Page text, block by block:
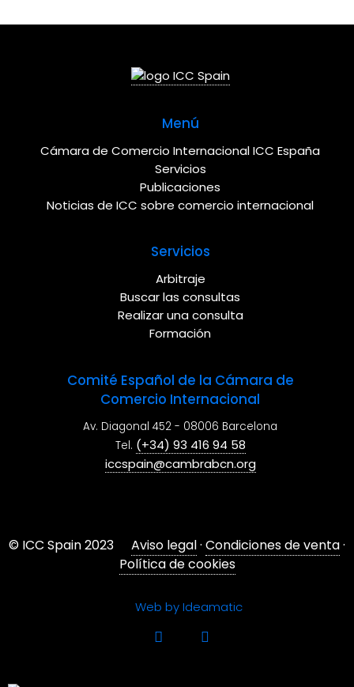
Menú
Cámara de Comercio Internacional ICC España
Servicios
Publicaciones
Noticias de ICC sobre comercio internacional
Servicios
Arbitraje
Buscar las consultas
Realizar una consulta
Formación
Comité Español de la Cámara de
Comercio Internacional
Av. Diagonal 452 - 08006 Barcelona
Tel. (+34) 93 416 94 58
iccspain@cambrabcn.org
© ICC Spain 2023 Aviso legal·Condiciones de venta·
Política de cookies
Web by Ideamatic